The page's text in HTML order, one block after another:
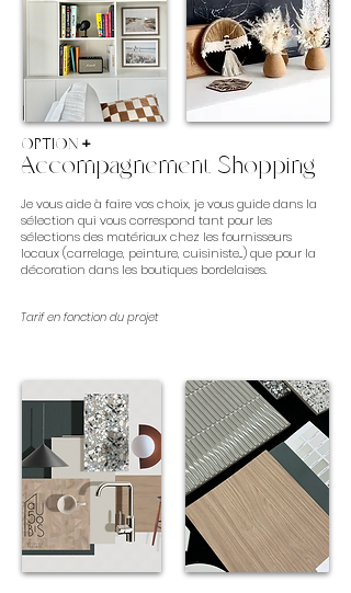
OPTION +
Accompagnement Shopping
Je vous aide à faire vos choix, je vous guide dans la
sélection qui vous correspond tant pour les
sélections des matériaux chez les fournisseurs
locaux (carrelage, peinture, cuisiniste...) que pour la
décoration dans les boutiques bordelaises.
Tarif en fonction du projet